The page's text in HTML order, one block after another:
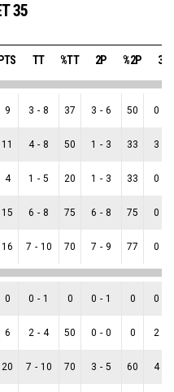
35
PTS TT %TT 2P %2P 3P
9 3 - 8 37 3 - 6 50 0
11 4 - 8 50 1 - 3 33 3
4 1 - 5 20 1 - 3 33 0
15 6 - 8 75 6 - 8 75 0
16 7 - 10 70 7 - 9 77 0
0 0 - 1 0 0 - 1 0 0
6 2 - 4 50 0 - 0 0 2
20 7 - 10 70 3 - 5 60 4